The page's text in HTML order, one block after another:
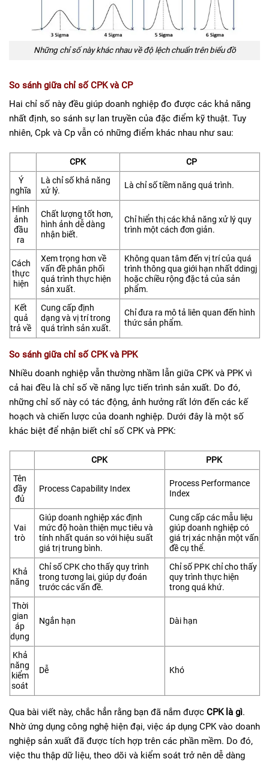
Những chỉ số này khác nhau về độ lệch chuẩn trên biểu đồ
So sánh giữa chỉ số CPK và CP
Hai chỉ số này đều giúp doanh nghiệp đo được các khả năng
nhất định, so sánh sự lan truyền của đặc điểm kỹ thuật. Tuy
nhiên, Cpk và Cp vẫn có những điểm khác nhau như sau:
CPK
CP
Ý
nghĩa
Là chỉ số khả năng
xử lý.
Là chỉ số tiềm năng quá trình.
Hình
ảnh
đầu
ra
Chất lượng tốt hơn,
hình ảnh dễ dàng
nhận biết.
Chỉ hiển thị các khả năng xử lý quy
trình một cách đơn giản.
Cách
thực
hiện
Xem trọng hơn về
vấn đề phân phối
quá trình thực hiện
sản xuất.
Không quan tâm đến vị trí của quá
trình thông qua giới hạn nhất ddingj
hoặc chiều rộng đặc tả của sản
phẩm.
Kết
quả
trả về
Cung cấp định
dạng và vị trí trong
quá trình sản xuất.
Chỉ đưa ra mô tả liên quan đến hình
thức sản phẩm.
So sánh giữa chỉ số CPK và PPK
Nhiều doanh nghiệp vẫn thường nhầm lẫn giữa CPK và PPK vì
cả hai đều là chỉ số về năng lực tiến trình sản xuất. Do đó,
những chỉ số này có tác động, ảnh hưởng rất lớn đến các kế
hoạch và chiến lược của doanh nghiệp. Dưới đây là một số
khác biệt để nhận biết chỉ số CPK và PPK:
CPK
PPK
Tên
đầy
đủ
Process Capability Index
Process Performance
Index
Vai
trò
Giúp doanh nghiệp xác định
mức độ hoàn thiện mục tiêu và
tính nhất quán so với hiệu suất
giá trị trung bình.
Cung cấp các mẫu liệu
giúp doanh nghiệp có
giá trị xác nhận một vấn
đề cụ thể.
Khả
năng
Chỉ số CPK cho thấy quy trình
trong tương lai, giúp dự đoán
trước các vấn đề.
Chỉ số PPK chỉ cho thấy
quy trình thực hiện
trong quá khứ.
Thời
gian
áp
dụng
Ngắn hạn Dài hạn
Khả
năng
kiểm
soát
Dễ Khó
Qua bài viết này, chắc hẳn rằng bạn đã nắm được CPK là gì.
Nhờ ứng dụng công nghệ hiện đại, việc áp dụng CPK vào doanh
nghiệp sản xuất đã được tích hợp trên các phần mềm. Do đó,
việc thu thập dữ liệu, theo dõi và kiểm soát trở nên dễ dàng